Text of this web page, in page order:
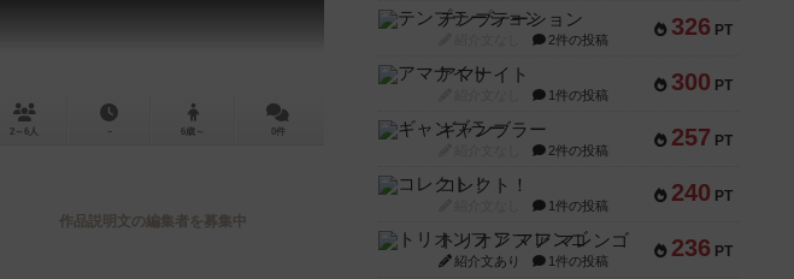
2～6人 － 6歳～ 0件
作品説明文の編集者を募集中
326 PT
テンプテーション
2件の投稿
300 PT
アマナイト
1件の投稿
257 PT
ギャンブラー
2件の投稿
240 PT
コレクト！
1件の投稿
236 PT
トリオンフ ア マレンゴ
紹介文あり 1件の投稿